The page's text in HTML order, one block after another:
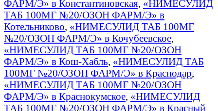
ФАРМ/Э» в Константиновская, «НИМЕСУЛИД
ТАБ 100МГ №20/ОЗОН ФАРМ/Э» в
Котельниково, «НИМЕСУЛИД ТАБ 100МГ
№20/ОЗОН ФАРМ/Э» в Кочубеевское,
«НИМЕСУЛИД ТАБ 100МГ №20/ОЗОН
ФАРМ/Э» в Кош-Хабль, «НИМЕСУЛИД ТАБ
100МГ №20/ОЗОН ФАРМ/Э» в Краснодар,
«НИМЕСУЛИД ТАБ 100МГ №20/ОЗОН
ФАРМ/Э» в Краснокумское, «НИМЕСУЛИД
ТАБ 100МГ №20/ОЗОН ФАРМ/Э» в Красный